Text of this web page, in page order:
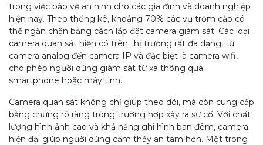
trong việc bảo vệ an ninh cho các gia đình và doanh nghiệp
hiện nay. Theo thống kê, khoảng 70% các vụ trộm cắp có
thể ngăn chặn bằng cách lắp đặt camera giám sát. Các loại
camera quan sát hiện có trên thị trường rất đa dạng, từ
camera analog đến camera IP và đặc biệt là camera wifi,
cho phép người dùng giám sát từ xa thông qua
smartphone hoặc máy tính.
Camera quan sát không chỉ giúp theo dõi, mà còn cung cấp
bằng chứng rõ ràng trong trường hợp xảy ra sự cố. Với chất
lượng hình ảnh cao và khả năng ghi hình ban đêm, camera
hiện đại giúp người dùng cảm thấy an tâm hơn. Một trong